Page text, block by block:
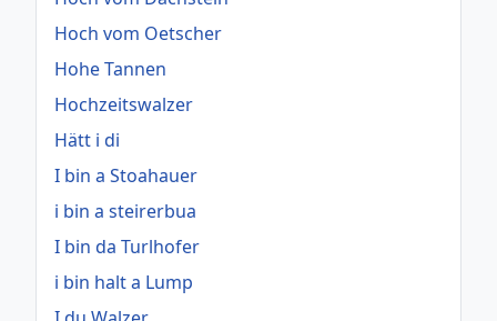
Hoch vom Oetscher
Hohe Tannen
Hochzeitswalzer
Hätt i di
I bin a Stoahauer
i bin a steirerbua
I bin da Turlhofer
i bin halt a Lump